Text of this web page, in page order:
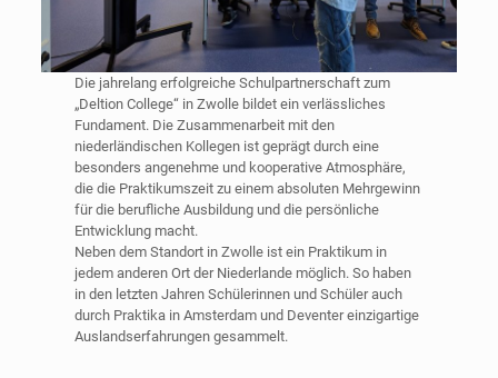
Die jahrelang erfolgreiche Schulpartnerschaft zum
„Deltion College“ in Zwolle bildet ein verlässliches
Fundament. Die Zusammenarbeit mit den
niederländischen Kollegen ist geprägt durch eine
besonders angenehme und kooperative Atmosphäre,
die die Praktikumszeit zu einem absoluten Mehrgewinn
für die berufliche Ausbildung und die persönliche
Entwicklung macht.
Neben dem Standort in Zwolle ist ein Praktikum in
jedem anderen Ort der Niederlande möglich. So haben
in den letzten Jahren Schülerinnen und Schüler auch
durch Praktika in Amsterdam und Deventer einzigartige
Auslandserfahrungen gesammelt.